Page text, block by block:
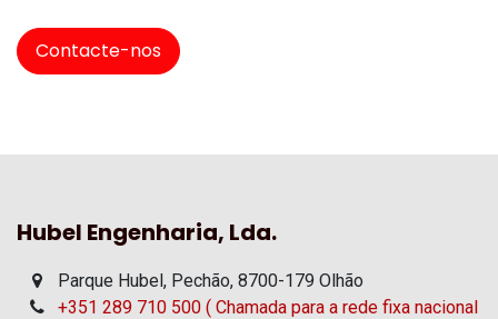
Contacte-nos
Hubel Engenharia, Lda.
Parque Hubel, Pechão, 8700-179 Olhão
+351 289 710 500 ( Chamada para a rede fixa nacional